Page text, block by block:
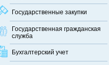
Государственные закупки
Государственная гражданская
служба
Бухгалтерский учет